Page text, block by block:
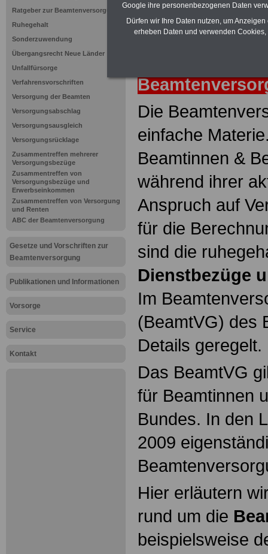
Ratgeber zur Beamtenversorgung
Ruhegehalt
Sonderzuwendung
Übergangsrecht Neue Länder
Unfallfürsorge
Verfahrensvorschriften
Versorgung der Beamten
Versorgungsabschlag
Versorgungsausgleich
Versorgungsrücklage
Zusammentreffen mehrerer
Versorgungsbezüge
Zusammentreffen von
Versorgungsbezüge und
Erwerbseinkommen
Zusammentreffen von Versorgung
und Renten
ABC der Beamtenversorgung
Gesetze und Vorschriften zur
Beamtenversorgung
Publikationen und Informationen
Vorsorge
Service
Kontakt
Die
einfache
Beamtinnen &
während ihrer
Anspruch auf
für die
sind die
Dienstbezüge
Im
(BeamtVG) des
Details geregelt.
Das BeamtVG
für Beamtinnen
Bundes. In den
2009
Hier erläutern
rund um die
beispielsweise
Google ihre personenbezogenen Daten
Dürfen wir Ihre Daten nutzen, um
erheben Daten und verwenden